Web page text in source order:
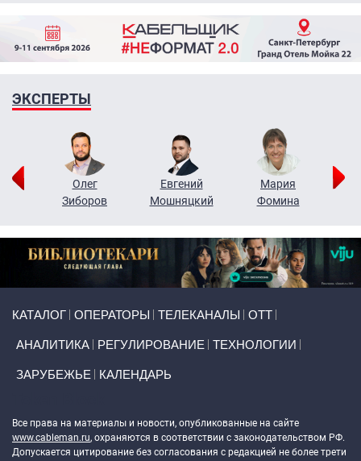
ЭКСПЕРТЫ
Олег
Зиборов
Евгений
Мошняцкий
Мария
Фомина
КАТАЛОГ ОПЕРАТОРЫ ТЕЛЕКАНАЛЫ ОТТ
АНАЛИТИКА РЕГУЛИРОВАНИЕ ТЕХНОЛОГИИ
ЗАРУБЕЖЬЕ КАЛЕНДАРЬ
Все права на материалы и новости, опубликованные на сайте
www.cableman.ru, охраняются в соответствии с законодательством РФ.
Допускается цитирование без согласования с редакцией не более трети